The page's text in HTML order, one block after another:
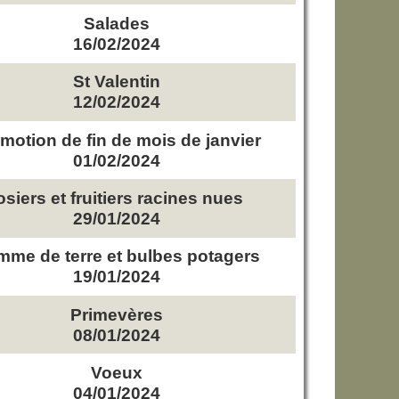
Salades
16/02/2024
St Valentin
12/02/2024
de fin de mois de janvier
01/02/2024
et fruitiers racines nues
29/01/2024
de terre et bulbes potagers
19/01/2024
Primevères
08/01/2024
Voeux
04/01/2024